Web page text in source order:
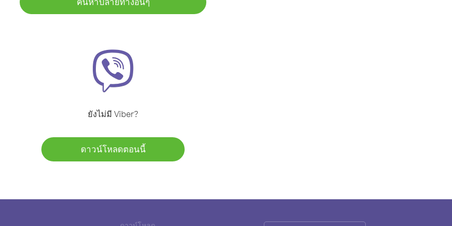
ยังไม่มี Viber?
ดาวน์โหลดตอนนี้